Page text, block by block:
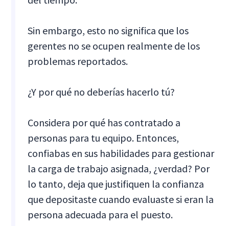
Sin embargo, esto no significa que los
gerentes no se ocupen realmente de los
problemas reportados.
¿Y por qué no deberías hacerlo tú?
Considera por qué has contratado a
personas para tu equipo. Entonces,
confiabas en sus habilidades para gestionar
la carga de trabajo asignada, ¿verdad? Por
lo tanto, deja que justifiquen la confianza
que depositaste cuando evaluaste si eran la
persona adecuada para el puesto.